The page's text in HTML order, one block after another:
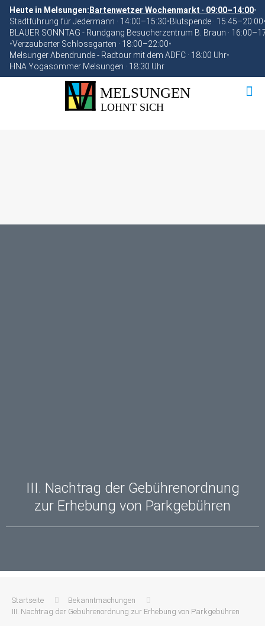
Heute in Melsungen: Bartenwetzer Wochenmarkt · 09:00–14:00•
Stadtführung für Jedermann · 14:00–15:30•Blutspende · 15:45–20:00
BLAUER SONNTAG - Rundgang Besucherzentrum B. Braun ·
•Verzauberter Schlossgarten · 18:00–22:00•
Melsunger Abendrunde - Radtour mit dem ADFC · 18:00 Uhr•
HNA Yogasommer Melsungen · 18:30 Uhr
III. Nachtrag der Gebührenordnung
zur Erhebung von Parkgebühren
Startseite
Bekanntmachungen
III. Nachtrag der Gebührenordnung zur Erhebung von Parkgebühren